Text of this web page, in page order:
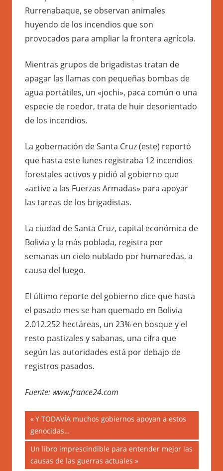
Rurrenabaque, se observan animales
huyendo de los incendios que son
provocados para ampliar la frontera agrícola.
Mientras grupos de brigadistas tratan de
apagar las llamas con pequeñas bombas de
agua portátiles, un «jochi», paca común o una
especie de roedor, trata de huir desorientado
de los incendios.
La gobernación de Santa Cruz (este) reportó
que hasta este lunes registraba 12 incendios
forestales activos y pidió al gobierno que
«active a las Fuerzas Armadas» para apoyar
las tareas de los brigadistas.
La ciudad de Santa Cruz, capital económica de
Bolivia y la más poblada, registra por
semanas un cielo nublado por humaredas, a
causa del fuego.
El último reporte del gobierno dice que hasta
el pasado mes se han quemado en Bolivia
2.012.252 hectáreas, un 23% en bosque y el
resto pastizales y sabanas, una cifra que
según las autoridades está por debajo de
registros pasados.
Fuente: www.france24.com
Navegación
de
entradas
Previous
Post:
Y TODAVÍA muchos gobiernos apoyan a estos
genocidas…
Next
Post:
Un libro imprescindible para entender mejor las
causas de las guerras actuales